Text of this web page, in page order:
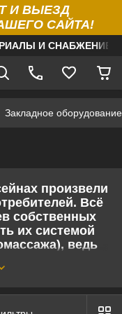
И ВЫЕЗД
САЙТА!
И
Закладное
произвели
Всё
собственных
их системой
ведь
эмоций, но